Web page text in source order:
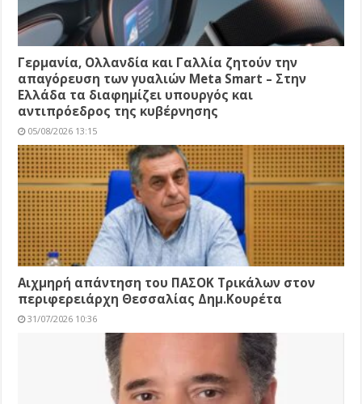
Γερμανία, Ολλανδία και Γαλλία ζητούν την
απαγόρευση των γυαλιών Meta Smart – Στην
Ελλάδα τα διαφημίζει υπουργός και
αντιπρόεδρος της κυβέρνησης
05/08/2026 13:15
Αιχμηρή απάντηση του ΠΑΣΟΚ Τρικάλων στον
περιφερειάρχη Θεσσαλίας Δημ.Κουρέτα
31/07/2026 10:36